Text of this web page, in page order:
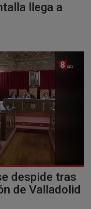
llega a
despide tras
de Valladolid